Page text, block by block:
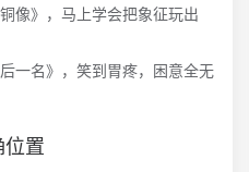
像》，马上学会把象征玩出
一名》，笑到胃疼，困意全无
置